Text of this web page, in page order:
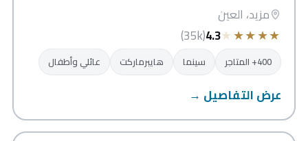
مزيد، العين
★
★
★
★
★
4.3
(35k)
400+ المتاجر سينما هايبرماركت عائلي وأطفال
عرض التفاصيل →
العين مول